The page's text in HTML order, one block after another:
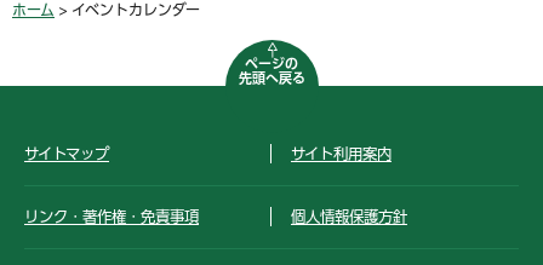
ホーム > イベントカレンダー
ページの
先頭へ戻る
サイトマップ サイト利用案内
リンク・著作権・免責事項 個人情報保護方針